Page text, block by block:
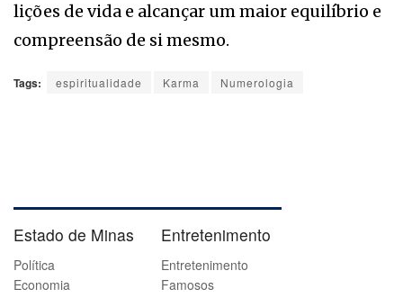
lições de vida e alcançar um maior equilíbrio e
compreensão de si mesmo.
Tags: espiritualidade Karma Numerologia
Estado de Minas
Política
Economia
Entretenimento
Entretenimento
Famosos